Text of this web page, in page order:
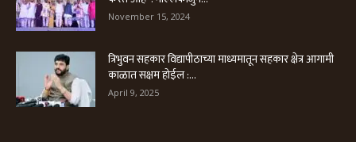
November 15, 2024
त्रिभुवन सहकार विद्यापीठाच्या माध्यमातून सहकार क्षेत्र आगामी
काळात सक्षम होईल :...
April 9, 2025